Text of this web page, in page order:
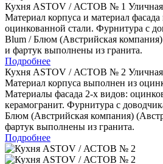
Кухня ASTOV / АСТОВ № 1
Материал корпуса и материал
оцинкованной стали. Фурнитура с
Blum / Блюм (Австрийская
и фартук выполнены из гранита.
Подробнее
Кухня ASTOV / АСТОВ № 2
Материал корпуса выполнен из
Материалы фасада 2-х видов:
керамогранит. Фурнитура с
Блюм (Австрийская компания)
фартук выполнены из гранита.
Подробнее